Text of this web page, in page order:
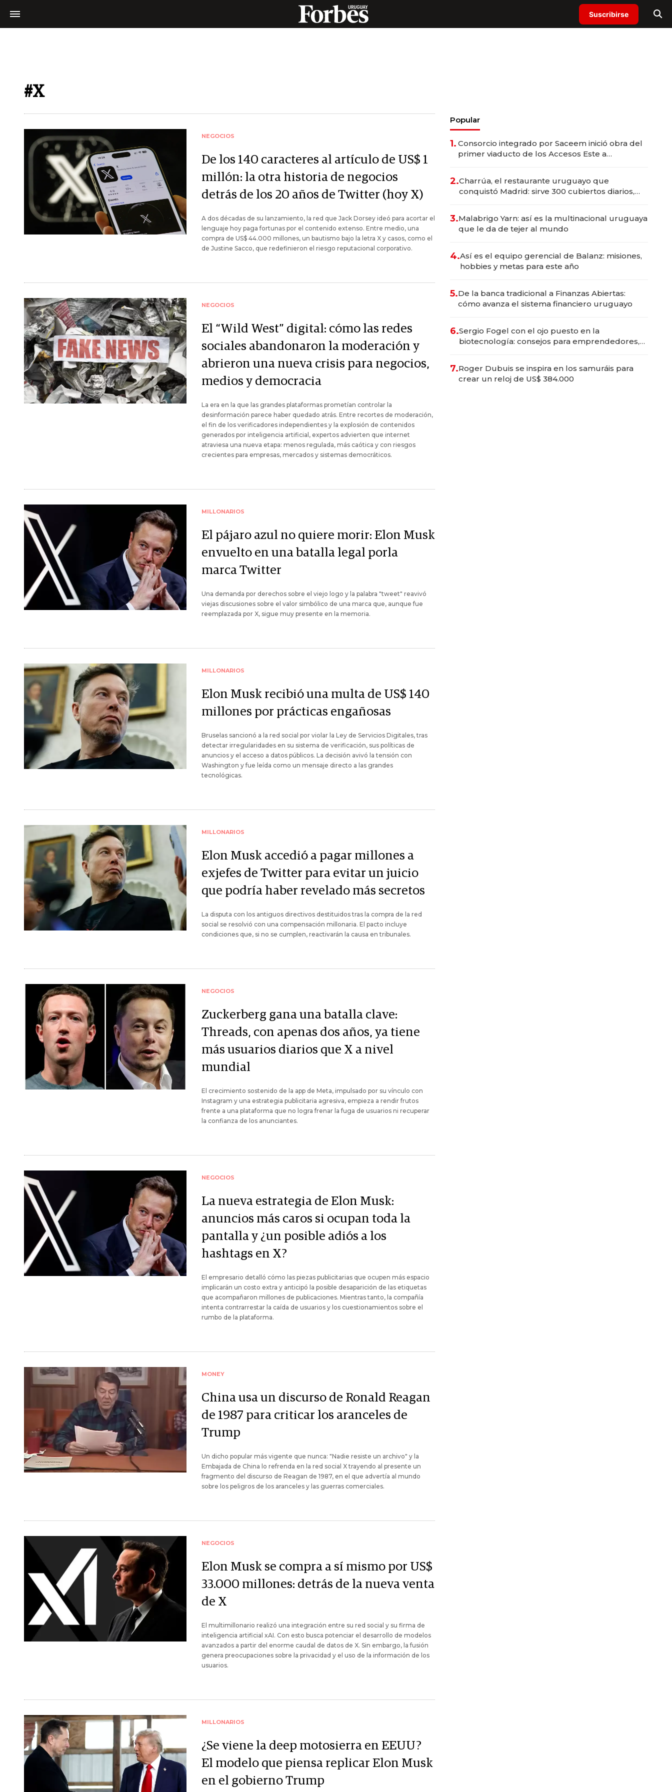
Suscribirse
#X
NEGOCIOS
De los 140 caracteres al artículo de US$ 1
millón: la otra historia de negocios
detrás de los 20 años de Twitter (hoy X)
A dos décadas de su lanzamiento, la red que Jack Dorsey ideó para acortar el
lenguaje hoy paga fortunas por el contenido extenso. Entre medio, una
compra de US$ 44.000 millones, un bautismo bajo la letra X y casos, como el
de Justine Sacco, que redefinieron el riesgo reputacional corporativo.
NEGOCIOS
El “Wild West” digital: cómo las redes
sociales abandonaron la moderación y
abrieron una nueva crisis para negocios,
medios y democracia
La era en la que las grandes plataformas prometían controlar la
desinformación parece haber quedado atrás. Entre recortes de moderación,
el fin de los verificadores independientes y la explosión de contenidos
generados por inteligencia artificial, expertos advierten que internet
atraviesa una nueva etapa: menos regulada, más caótica y con riesgos
crecientes para empresas, mercados y sistemas democráticos.
MILLONARIOS
El pájaro azul no quiere morir: Elon Musk
envuelto en una batalla legal porla
marca Twitter
Una demanda por derechos sobre el viejo logo y la palabra "tweet" reavivó
viejas discusiones sobre el valor simbólico de una marca que, aunque fue
reemplazada por X, sigue muy presente en la memoria.
MILLONARIOS
Elon Musk recibió una multa de US$ 140
millones por prácticas engañosas
Bruselas sancionó a la red social por violar la Ley de Servicios Digitales, tras
detectar irregularidades en su sistema de verificación, sus políticas de
anuncios y el acceso a datos públicos. La decisión avivó la tensión con
Washington y fue leída como un mensaje directo a las grandes
tecnológicas.
MILLONARIOS
Elon Musk accedió a pagar millones a
exjefes de Twitter para evitar un juicio
que podría haber revelado más secretos
La disputa con los antiguos directivos destituidos tras la compra de la red
social se resolvió con una compensación millonaria. El pacto incluye
condiciones que, si no se cumplen, reactivarán la causa en tribunales.
NEGOCIOS
Zuckerberg gana una batalla clave:
Threads, con apenas dos años, ya tiene
más usuarios diarios que X a nivel
mundial
El crecimiento sostenido de la app de Meta, impulsado por su vínculo con
Instagram y una estrategia publicitaria agresiva, empieza a rendir frutos
frente a una plataforma que no logra frenar la fuga de usuarios ni recuperar
la confianza de los anunciantes.
NEGOCIOS
La nueva estrategia de Elon Musk:
anuncios más caros si ocupan toda la
pantalla y ¿un posible adiós a los
hashtags en X?
El empresario detalló cómo las piezas publicitarias que ocupen más espacio
implicarán un costo extra y anticipó la posible desaparición de las etiquetas
que acompañaron millones de publicaciones. Mientras tanto, la compañía
intenta contrarrestar la caída de usuarios y los cuestionamientos sobre el
rumbo de la plataforma.
MONEY
China usa un discurso de Ronald Reagan
de 1987 para criticar los aranceles de
Trump
Un dicho popular más vigente que nunca: "Nadie resiste un archivo" y la
Embajada de China lo refrenda en la red social X trayendo al presente un
fragmento del discurso de Reagan de 1987, en el que advertía al mundo
sobre los peligros de los aranceles y las guerras comerciales.
NEGOCIOS
Elon Musk se compra a sí mismo por US$
33.000 millones: detrás de la nueva venta
de X
El multimillonario realizó una integración entre su red social y su firma de
inteligencia artificial xAI. Con esto busca potenciar el desarrollo de modelos
avanzados a partir del enorme caudal de datos de X. Sin embargo, la fusión
genera preocupaciones sobre la privacidad y el uso de la información de los
usuarios.
MILLONARIOS
¿Se viene la deep motosierra en EEUU?
El modelo que piensa replicar Elon Musk
en el gobierno Trump
Popular
1. Consorcio integrado por Saceem inició obra del
primer viaducto de los Accesos Este a
2.Charrúa, el restaurante uruguayo que
conquistó Madrid: sirve 300 cubiertos diarios,
3.Malabrigo Yarn: así es la multinacional uruguaya
que le da de tejer al mundo
4.Así es el equipo gerencial de Balanz: misiones,
hobbies y metas para este año
5.De la banca tradicional a Finanzas Abiertas:
cómo avanza el sistema financiero uruguayo
6.Sergio Fogel con el ojo puesto en la
biotecnología: consejos para emprendedores,
7.Roger Dubuis se inspira en los samuráis para
crear un reloj de US$ 384.000